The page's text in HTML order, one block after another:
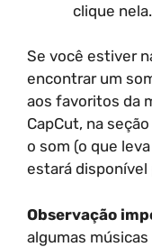
clique nela.
Se você estiver
encontrar um
aos favoritos da
CapCut, na
o som (o que
estará disponível
Observação
algumas